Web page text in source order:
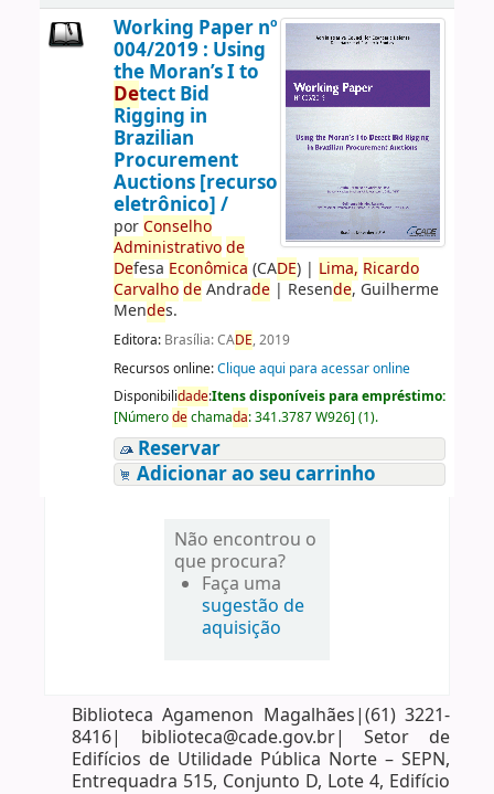
Working Paper nº
004/2019 : Using
the Moran’s I to
Detect Bid
Rigging in
Brazilian
Procurement
Auctions [recurso
eletrônico] /
porConselho
Administrativo de
Defesa Econômica (CADE)| Lima, Ricardo
Carvalho deAndrade| Resende, Guilherme
Mendes.
Editora: Brasília: CADE, 2019
Recursos online:Clique aqui para acessar online
Disponibilidade:Itens disponíveis para empréstimo:
[Númerodechamada:341.3787 W926] (1).
Reservar
Adicionar ao seu carrinho
Não encontrou o
que procura?
Faça uma
sugestão de
aquisição
Biblioteca Agamenon Magalhães|(61) 3221-
8416| biblioteca@cade.gov.br| Setor de
Edifícios de Utilidade Pública Norte – SEPN,
Entrequadra 515, Conjunto D, Lote 4, Edifício